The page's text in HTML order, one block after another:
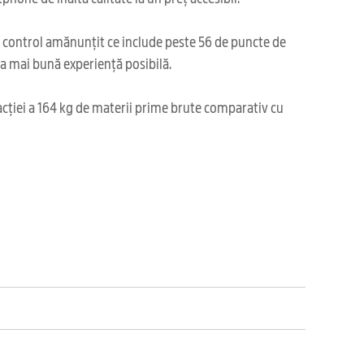
amănunțit ce include peste 56 de puncte de
mai bună experiență posibilă.
a 164 kg de materii prime brute comparativ cu